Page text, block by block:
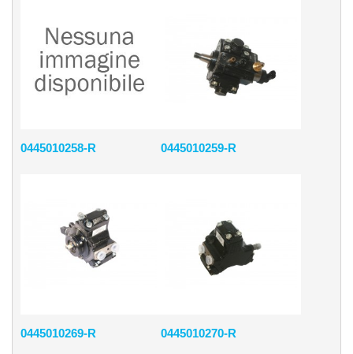
0445010258-R 0445010259-R
0445010269-R 0445010270-R